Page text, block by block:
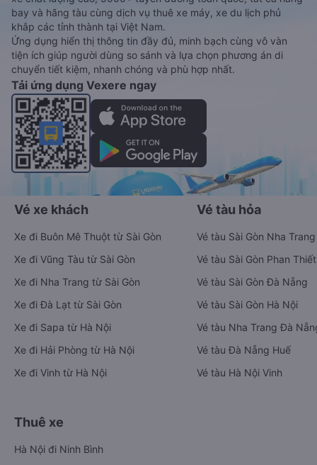
bay và hãng tàu cùng dịch vụ thuê xe máy, xe du lịch phủ
khắp các tỉnh thành tại Việt Nam.
Ứng dụng hiển thị thông tin đầy đủ, minh bạch cùng vô vàn
tiện ích giúp người dùng so sánh và lựa chọn phương án di
chuyển tiết kiệm, nhanh chóng và phù hợp nhất.
Tải ứng dụng Vexere ngay
Vé xe khách
Xe đi Buôn Mê Thuột từ Sài Gòn
Xe đi Vũng Tàu từ Sài Gòn
Xe đi Nha Trang từ Sài Gòn
Xe đi Đà Lạt từ Sài Gòn
Xe đi Sapa từ Hà Nội
Xe đi Hải Phòng từ Hà Nội
Xe đi Vinh từ Hà Nội
Vé tàu hỏa
Vé tàu Sài Gòn Nha Trang
Vé tàu Sài Gòn Phan Thiết
Vé tàu Sài Gòn Đà Nẵng
Vé tàu Sài Gòn Hà Nội
Vé tàu Nha Trang Đà
Vé tàu Đà Nẵng Huế
Vé tàu Hà Nội Vinh
Thuê xe
Hà Nội đi Ninh Bình